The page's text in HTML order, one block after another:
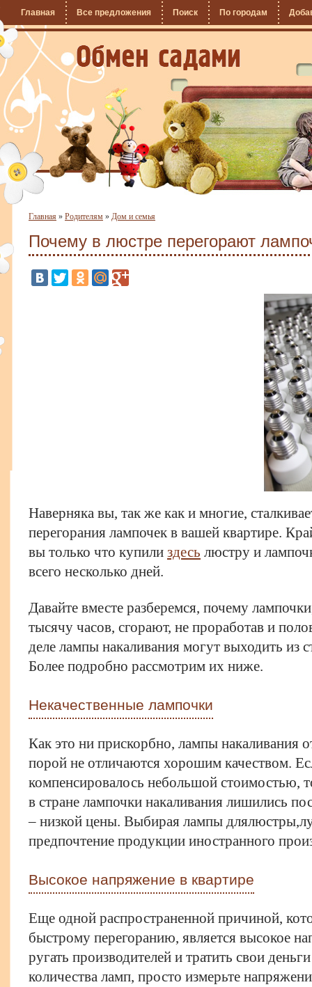
Главная Все предложения Поиск По городам
Главная » Родителям » Дом и семья
Почему в люстре перегорают
Наверняка вы, так же как и многие,
перегорания лампочек в вашей квартире.
вы только что купили здесь люстру и
всего несколько дней.
Давайте вместе разберемся, почему
тысячу часов, сгорают, не проработав и
деле лампы накаливания могут выходить из
Более подробно рассмотрим их ниже.
Некачественные лампочки
Как это ни прискорбно, лампы накаливания
порой не отличаются хорошим качеством.
компенсировалось небольшой стоимостью,
в стране лампочки накаливания лишились
– низкой цены. Выбирая лампы длялюстры,
предпочтение продукции иностранного
Высокое напряжение в квартире
Еще одной распространенной причиной,
быстрому перегоранию, является высокое
ругать производителей и тратить свои
количества ламп, просто измерьте